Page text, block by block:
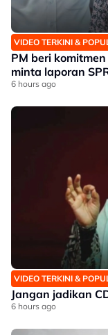
VIDEO TERKINI &
PM beri
minta laporan
6 hours ago
VIDEO TERKINI &
Jangan jadikan
6 hours ago